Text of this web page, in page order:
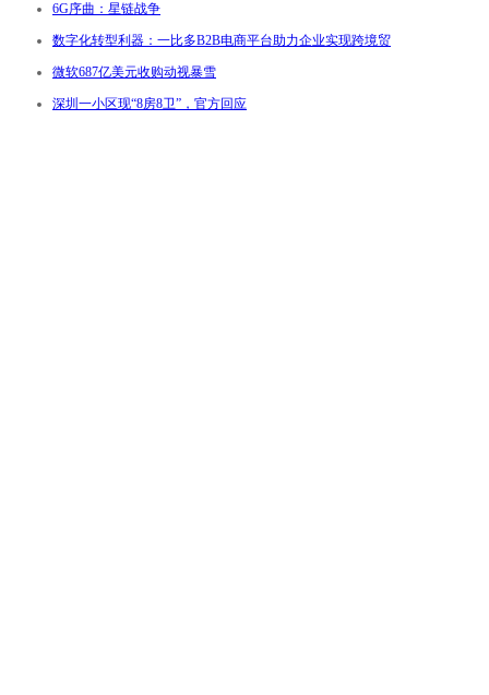
6G序曲：星链战争
数字化转型利器：一比多B2B电商平台助力企业实现跨境贸
微软687亿美元收购动视暴雪
深圳一小区现“8房8卫”，官方回应